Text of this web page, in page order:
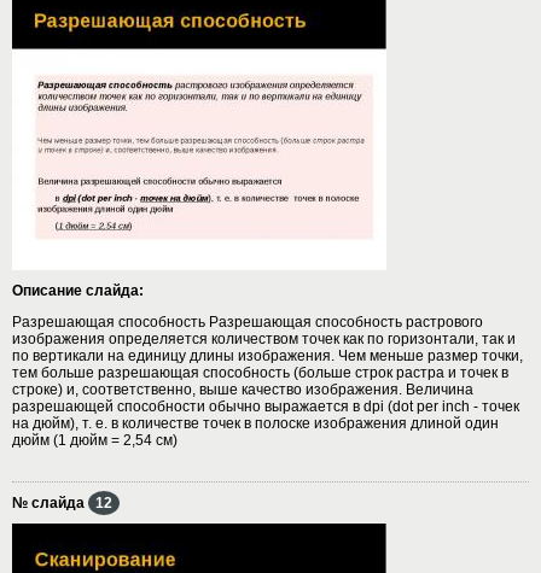
Описание слайда:
Разрешающая способность Разрешающая способность растрового
изображения определяется количеством точек как по горизонтали, так и
по вертикали на единицу длины изображения. Чем меньше размер точки,
тем больше разрешающая способность (больше строк растра и точек в
строке) и, соответственно, выше качество изображения. Величина
разрешающей способности обычно выражается в dpi (dot per inch - точек
на дюйм), т. е. в количестве точек в полоске изображения длиной один
дюйм (1 дюйм = 2,54 см)
№ слайда 12